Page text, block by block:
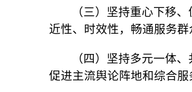
（三）坚持重心下移
近性、时效性，畅通服务群
（四）坚持多元一体
促进主流舆论阵地和综合